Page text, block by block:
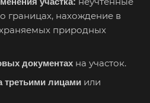
границах, нахождение в
природных
документах на участок.
третьими лицами или